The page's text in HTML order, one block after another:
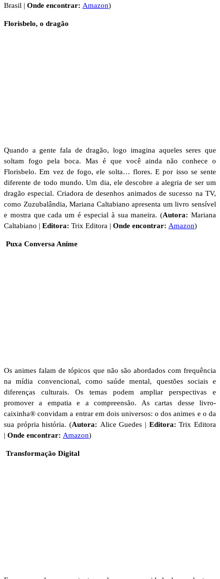
Brasil | Onde encontrar: Amazon)
Florisbelo, o dragão
Quando a gente fala de dragão, logo imagina aqueles seres que
soltam fogo pela boca. Mas é que você ainda não conhece o
Florisbelo. Em vez de fogo, ele solta… flores. E por isso se sente
diferente de todo mundo. Um dia, ele descobre a alegria de ser um
dragão especial. Criadora de desenhos animados de sucesso na TV,
como Zuzubalândia, Mariana Caltabiano apresenta um livro sensível
e mostra que cada um é especial à sua maneira. (Autora: Mariana
Caltabiano | Editora: Trix Editora | Onde encontrar: Amazon)
Puxa Conversa Anime
Os animes falam de tópicos que não são abordados com frequência
na mídia convencional, como saúde mental, questões sociais e
diferenças culturais. Os temas podem ampliar perspectivas e
promover a empatia e a compreensão. As cartas desse livro-
caixinha® convidam a entrar em dois universos: o dos animes e o da
sua própria história. (Autora: Alice Guedes | Editora: Trix Editora
| Onde encontrar: Amazon)
Transformação Digital